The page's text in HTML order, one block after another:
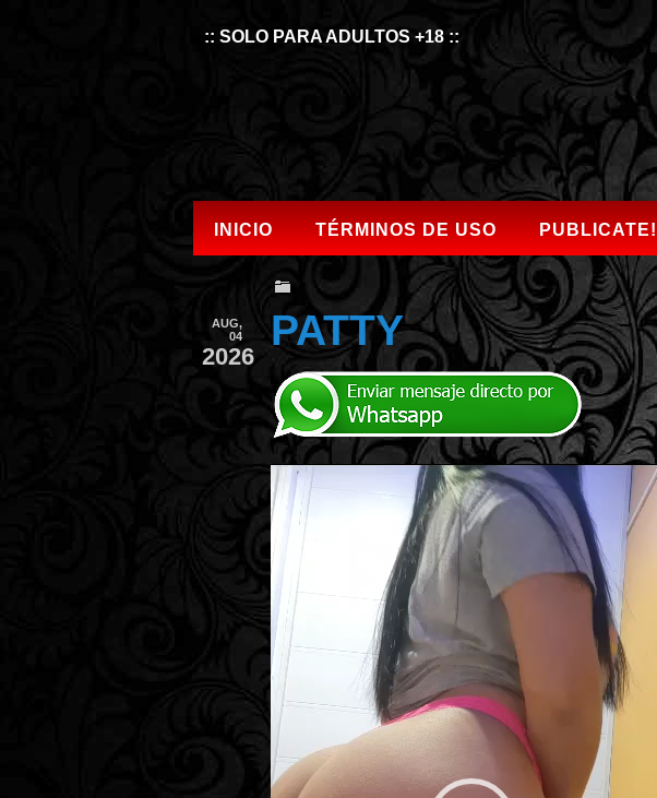
:: SOLO PARA ADULTOS +18 ::
INICIO TÉRMINOS DE USO PUBLICATE!
AUG,
04
2026
PATTY
Video
Player